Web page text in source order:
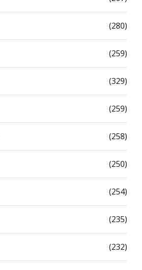
(280)
(259)
(329)
(259)
(258)
(250)
(254)
(235)
(232)